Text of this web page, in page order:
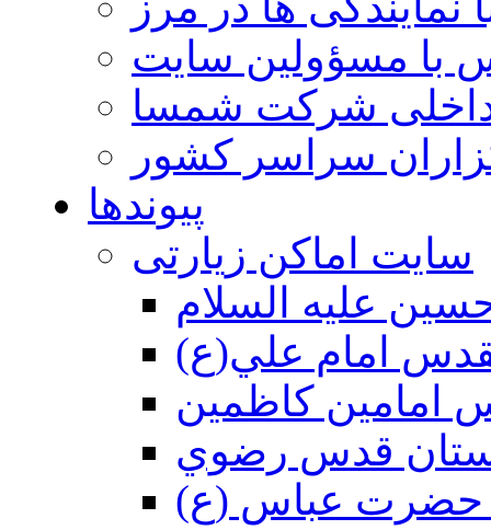
با مسؤولین سایت
شرکت شمسا
سراسر کشور
پیوندها
سایت اماکن زیارتی
عليه السلام
امام علي(ع)
امامين كاظمين
قدس رضوي
حضرت عباس (ع)